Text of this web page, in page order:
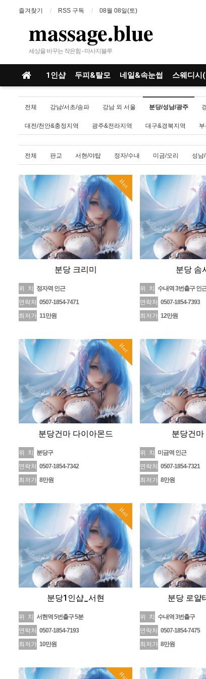
즐겨찾기 RSS 구독 08월 08일(토)
massage.blue
세상을 바꾸는 작은힘 - 마사지블루
1인샵 두피&탈모 네일&속눈썹 스웨디시
전체 강남/서초/송파 강남 외 서울 분당/성남/광주
대전/천안&충정지역 광주&전라지역 대구&경북지역
전체 판교 서현/야탑 정자/수내 미금/오리 성남
Hot
분당 크리미
위 치
정자역 인근
연락처 0507-1854-7471
최저가 11만원
분당 솜
위 치
수내역 3번출구 인
연락처 0507-1854-7393
최저가 12만원
Hot
분당건마 다이아몬드
위 치
분당구
연락처 0507-1854-7342
최저가 8만원
분당건마
위 치
미금역 인근
연락처 0507-1854-7321
최저가 8만원
Hot
분당1인샵_서현
위 치
서현역 5번출구 5분
연락처 0507-1854-7193
최저가 10만원
분당 로얄
위 치
수내역 3번출구
연락처 0507-1854-7475
최저가 8만원
Hot